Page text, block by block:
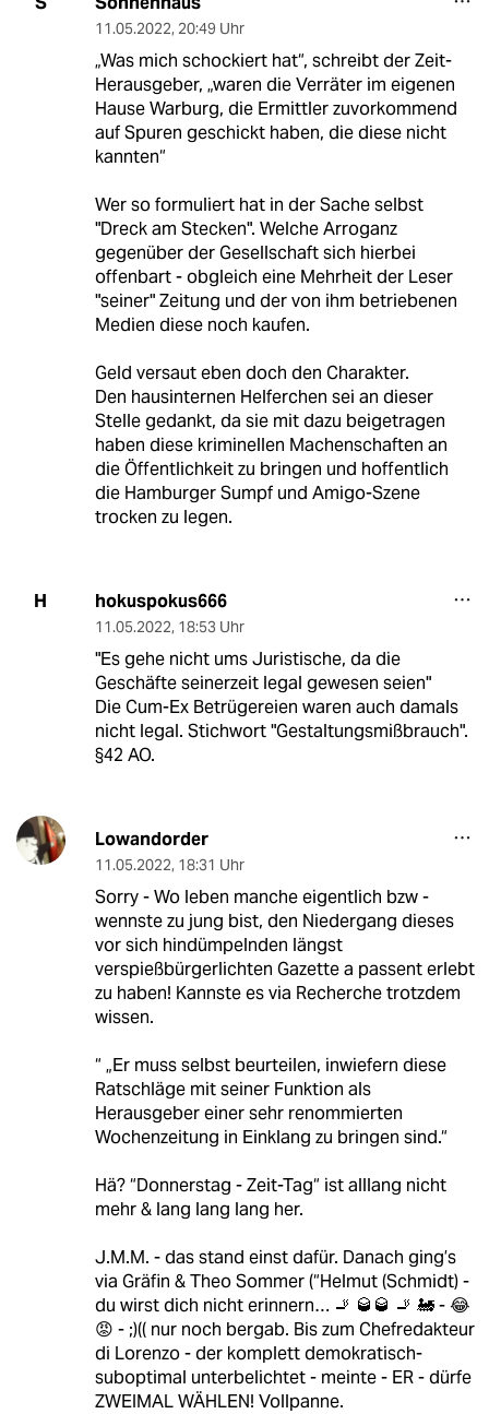
11.05.2022, 20:49 Uhr
„Was mich schockiert hat“, schreibt der Zeit-
Herausgeber, „waren die Verräter im eigenen
Hause Warburg, die Ermittler zuvorkommend
auf Spuren geschickt haben, die diese nicht
kannten“
Wer so formuliert hat in der Sache selbst
"Dreck am Stecken". Welche Arroganz
gegenüber der Gesellschaft sich hierbei
offenbart - obgleich eine Mehrheit der Leser
"seiner" Zeitung und der von ihm betriebenen
Medien diese noch kaufen.
Geld versaut eben doch den Charakter.
Den hausinternen Helferchen sei an dieser
Stelle gedankt, da sie mit dazu beigetragen
haben diese kriminellen Machenschaften an
die Öffentlichkeit zu bringen und hoffentlich
die Hamburger Sumpf und Amigo-Szene
trocken zu legen.
H hokuspokus666
11.05.2022, 18:53 Uhr
"Es gehe nicht ums Juristische, da die
Geschäfte seinerzeit legal gewesen seien"
Die Cum-Ex Betrügereien waren auch damals
nicht legal. Stichwort "Gestaltungsmißbrauch".
§42 AO.
Lowandorder
11.05.2022, 18:31 Uhr
Sorry - Wo leben manche eigentlich bzw -
wennste zu jung bist, den Niedergang dieses
vor sich hindümpelnden längst
verspießbürgerlichten Gazette a passent erlebt
zu haben! Kannste es via Recherche trotzdem
wissen.
“ „Er muss selbst beurteilen, inwiefern diese
Ratschläge mit seiner Funktion als
Herausgeber einer sehr renommierten
Wochenzeitung in Einklang zu bringen sind.“
Hä? “Donnerstag - Zeit-Tag“ ist alllang nicht
mehr & lang lang lang her.
J.M.M. - das stand einst dafür. Danach ging’s
via Gräfin & Theo Sommer (“Helmut (Schmidt) -
du wirst dich nicht erinnern… 🚬 🥃🥃 🚬 🚂 - 😂
😡 - ;)(( nur noch bergab. Bis zum Chefredakteur
di Lorenzo - der komplett demokratisch-
suboptimal unterbelichtet - meinte - ER - dürfe
ZWEIMAL WÄHLEN! Vollpanne.